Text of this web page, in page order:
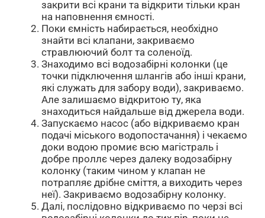
закрити всі крани та відкрити тільки кран
на наповнення ємності.
Поки ємність набирається, необхідно
знайти всі клапани, закриваємо
стравлюючий болт та соленоїд.
Знаходимо всі водозабірні колонки (це
точки підключення шлангів або інші крани,
які служать для забору води), закриваємо.
Але залишаємо відкритою ту, яка
знаходиться найдальше від джерела води.
Запускаємо насос (або відкриваємо кран
подачі міського водопостачання) і чекаємо
доки водою промиє всю магістраль і
добре проллє через далеку водозабірну
колонку (таким чином у клапан не
потрапляє дрібне сміття, а виходить через
неї). Закриваємо водозабірну колонку.
Далі, послідовно відкриваємо по черзі всі